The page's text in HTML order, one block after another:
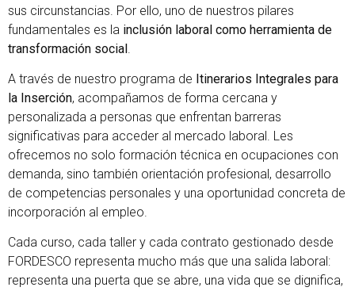
sus circunstancias. Por ello, uno de nuestros pilares
fundamentales es la inclusión laboral como herramienta de
transformación social
A través de nuestro programa de Itinerarios Integrales para
la Inserción, acompañamos de forma cercana y
personalizada a personas que enfrentan barreras
significativas para acceder al mercado laboral. Les
ofrecemos no solo formación técnica en ocupaciones con
demanda, sino también orientación profesional, desarrollo
de competencias personales y una oportunidad concreta de
incorporación al empleo.
Cada curso, cada taller y cada contrato gestionado desde
FORDESCO representa mucho más que una salida laboral:
representa una puerta que se abre, una vida que se dignifica,